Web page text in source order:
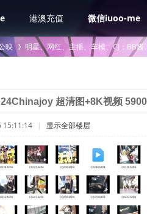
港澳充值 微信iuoo-me
映
›
明星、网红、主播、车模、CJ；BB
超清图+8K视频
15:11:14 | 显示全部楼层